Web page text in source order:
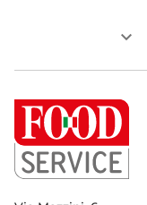
keyboard_arrow_down